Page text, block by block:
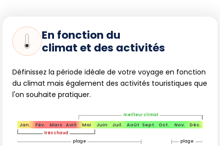
En fonction du
climat et des activités
Définissez la période idéale de votre voyage en fonction
du climat mais également des activités touristiques que
l'on souhaite pratiquer.
meilleur climat
Jan. Fév. Mars Avril Mai Juin Juil. Août Sept. Oct. Nov. Déc.
très chaud
plage
plage